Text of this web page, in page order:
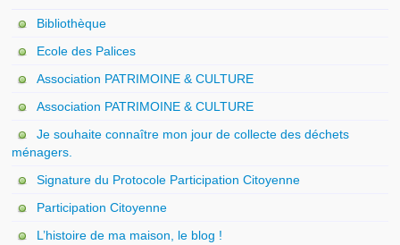
Commissions
Salles communales
Location cantine scolaire
Urbanisme
Consulter le Plan Local d’Urbanisme
Demander une autorisation d’urbanisme
Bibliothèque
Ecole des Palices
Association PATRIMOINE & CULTURE
Association PATRIMOINE & CULTURE
Je souhaite connaître mon jour de collecte des déchets
ménagers.
Signature du Protocole Participation Citoyenne
Participation Citoyenne
L’histoire de ma maison, le blog !